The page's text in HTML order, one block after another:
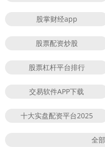
股掌财经app
股票配资炒股
股票杠杆平台排行
交易软件APP下载
十大实盘配资平台2025
全